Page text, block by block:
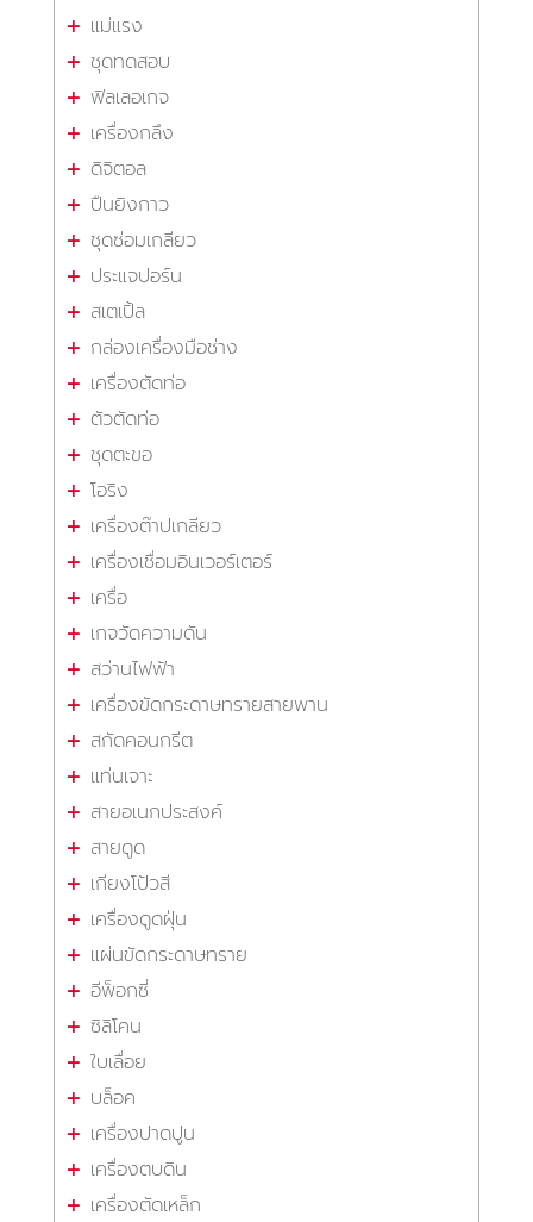
แม่แรง
ชุดทดสอบ
ฟิลเลอเกจ
เครื่องกลึง
ดิจิตอล
ปืนยิงกาว
ชุดซ่อมเกลียว
ประแจปอร์น
สเตเปิ้ล
กล่องเครื่องมือช่าง
เครื่องตัดท่อ
ตัวตัดท่อ
ชุดตะขอ
โอริง
เครื่องต๊าปเกลียว
เครื่องเชื่อมอินเวอร์เตอร์
เครื่อ
เกจวัดความดัน
สว่านไฟฟ้า
เครื่องขัดกระดาษทรายสายพาน
สกัดคอนกรีต
แท่นเจาะ
สายอเนกประสงค์
สายดูด
เกียงโป้วสี
เครื่องดูดฝุ่น
แผ่นขัดกระดาษทราย
อีพ็อกซี่
ซิลิโคน
ใบเลื่อย
บล็อค
เครื่องปาดปูน
เครื่องตบดิน
เครื่องตัดเหล็ก